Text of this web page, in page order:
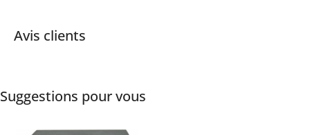
Avis clients
Suggestions pour vous